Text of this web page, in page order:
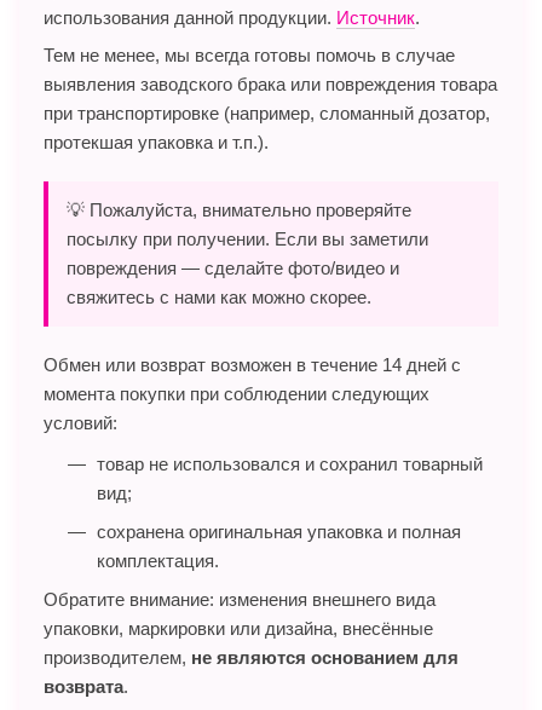
использования данной продукции. Источник.
Тем не менее, мы всегда готовы помочь в случае
выявления заводского брака или повреждения товара
при транспортировке (например, сломанный дозатор,
протекшая упаковка и т.п.).
💡 Пожалуйста, внимательно проверяйте
посылку при получении. Если вы заметили
повреждения — сделайте фото/видео и
свяжитесь с нами как можно скорее.
Обмен или возврат возможен в течение 14 дней с
момента покупки при соблюдении следующих
условий:
товар не использовался и сохранил товарный
вид;
сохранена оригинальная упаковка и полная
комплектация.
Обратите внимание: изменения внешнего вида
упаковки, маркировки или дизайна, внесённые
производителем, не являются основанием для
возврата.